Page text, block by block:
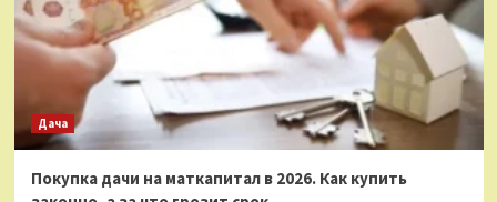
Дача
Покупка дачи на маткапитал в 2026. Как купить